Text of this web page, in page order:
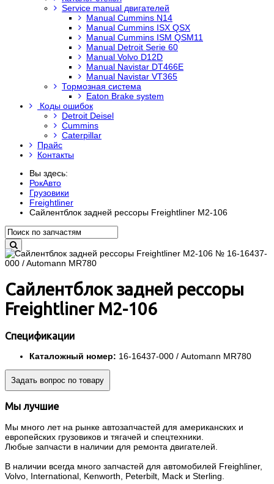
Service manual двигателей
Manual Cummins N14
Manual Cummins ISX QSX
Manual Cummins ISM QSM11
Manual Detroit Serie 60
Manual Volvo D12D
Manual Navistar DT466E
Manual Navistar VT365
Тормозная система
Eaton Brake system
Коды ошибок
Detroit Deisel
Cummins
Caterpillar
Прайс
Контакты
Вы здесь:
РокАвто
Грузовики
Freightliner
Сайлентблок задней рессоры Freightliner M2-106
Сайлентблок задней рессоры
Freightliner M2-106
Спецификации
Каталожный номер: 16-16437-000 / Automann MR780
Задать вопрос по товару
Мы лучшие
Мы много лет на рынке автозапчастей для американских и
европейских грузовиков и тягачей и спецтехники.
Любые запчасти в наличии для ремонта двигателей.
В наличии всегда много запчастей для автомобилей Freighliner,
Volvo, International, Kenworth, Peterbilt, Mack и Sterling.